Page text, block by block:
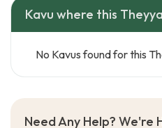
Kavu where this
No Kavus found for this
Need Any Help? We're